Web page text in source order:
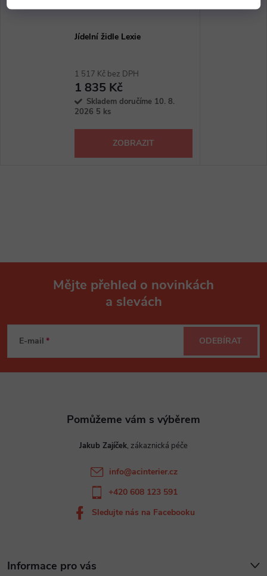
Jídelní židle Lexie
1 517 Kč bez DPH
1 835 Kč
Skladem doručíme 10. 8.
2026 5 ks
ZOBRAZIT
p
Mějte přehled o novinkách
a slevách
E-mail ODEBÍRAT
Informace pro vás
Jakub Zajíček
info@acinterier.cz
+420 608 123 591
Sledujte nás na Facebooku